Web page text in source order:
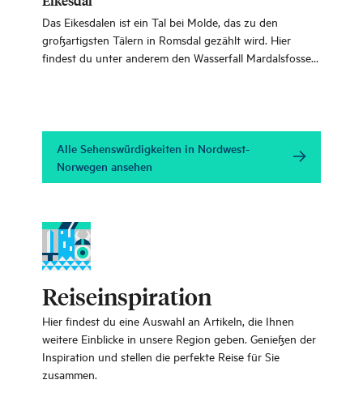
Das Eikesdalen ist ein Tal bei Molde, das zu den
großartigsten Tälern in Romsdal gezählt wird. Hier
findest du unter anderem den Wasserfall Mardalsfossen,
Alle Sehenswürdigkeiten in Nordwest-
Norwegen ansehen
Reiseinspiration
Hier findest du eine Auswahl an Artikeln, die Ihnen
weitere Einblicke in unsere Region geben. Genießen der
Inspiration und stellen die perfekte Reise für Sie
zusammen.